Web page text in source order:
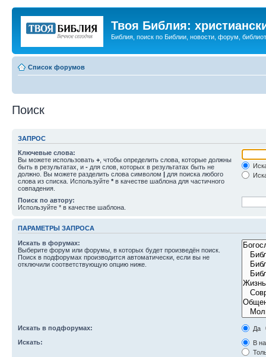
Твоя Библия:
Библия, поиск по Библии, новости, форум,
Список форумов
Поиск
ЗАПРОС
Ключевые слова:
Вы можете использовать + , чтобы определить слова, которые должны
быть в результатах, и - для слов, которых в результатах быть не
должно. Вы можете разделить слова символом | для поиска любого
слова из списка. Используйте * в качестве шаблона для частичного
совпадения.
Поиск по автору:
Используйте * в качестве шаблона.
ПАРАМЕТРЫ ЗАПРОСА
Искать в форумах:
Выберите форум или форумы, в которых будет произведён поиск.
Поиск в подфорумах производится автоматически, если вы не
отключили соответствующую опцию ниже.
Искать в подфорумах:
Да
Искать:
В